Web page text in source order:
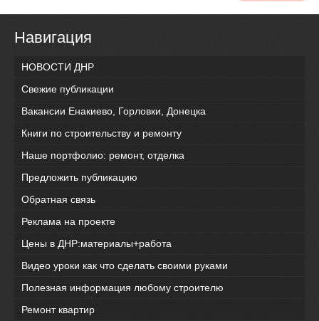
Навигация
НОВОСТИ ДНР
Свежие публикации
Вакансии Енакиево, Горловки, Донецка
Книги по строительству и ремонту
Наше портфолио: ремонт, отделка
Предложить публикацию
Обратная связь
Реклама на проекте
Цены в ДНР:материалы+работа
Видео уроки как что сделать своими руками
Полезная информация любому строителю
Ремонт квартир